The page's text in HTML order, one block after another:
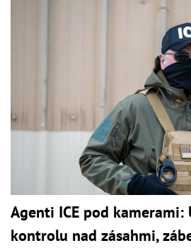
Agenti ICE pod kamerami:
kontrolu nad zásahmi,